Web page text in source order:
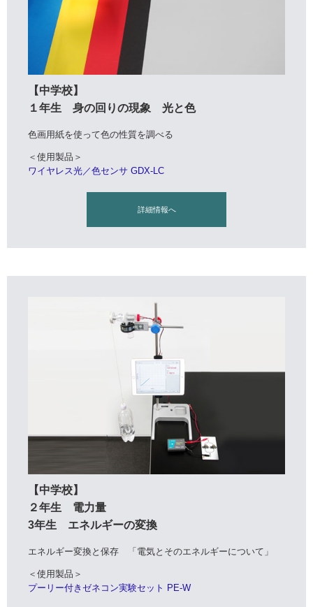
【中学校】
１年生 身の回りの現象 光と色
色画用紙を使って色の性質を調べる
＜使用製品＞
ワイヤレス光／色センサ GDX-LC
詳細情報へ
【中学校】
２年生 電力量
3年生 エネルギーの変換
エネルギー変換と保存 「電気とそのエネルギーについて」
＜使用製品＞
プーリー付きゼネコン実験セット PE-W